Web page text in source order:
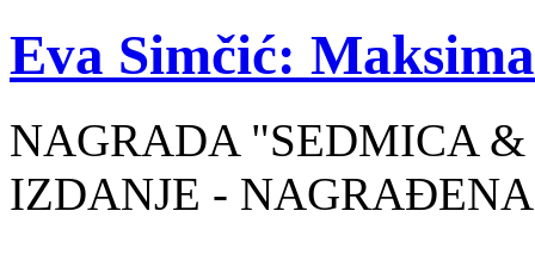
Eva Simčić:
NAGRADA "SEDMICA
IZDANJE -